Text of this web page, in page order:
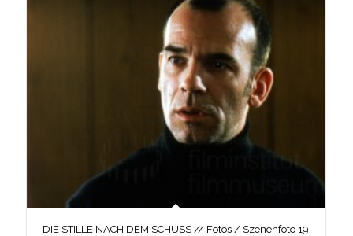
DIE STILLE NACH DEM SCHUSS // Fotos / Szenenfoto 19